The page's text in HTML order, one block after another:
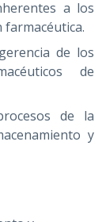
a los
de los
de
de la
y